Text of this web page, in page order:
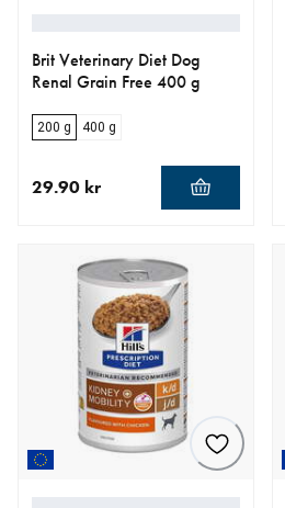
Brit Veterinary Diet Dog
Renal Grain Free 400 g
200 g 400 g
29.90 kr